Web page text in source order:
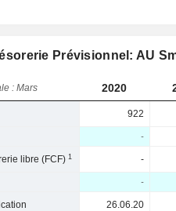
Prévisionnel: AU
: Mars 2020
922
-
libre (FCF)1 -
-
26.06.20